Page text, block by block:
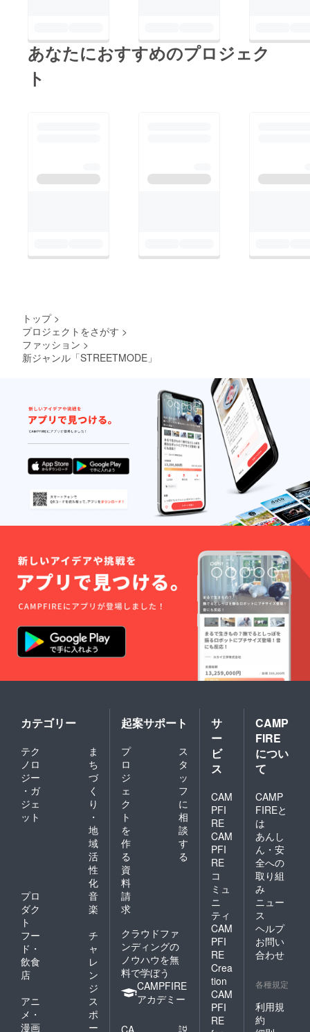
あなたにおすすめのプロジェク
ト
トップ >
プロジェクトをさがす >
ファッション >
新ジャンル「STREETMODE」
カテゴリー
テク
ノロ
ジー
・ガ
ジェ
ット
ま
ち
づ
く
り
・
地
域
活
性
化
プロ
ダク
ト
音
楽
フー
ド・
飲食
店
チ
ャ
レ
ン
ジ
アニ
メ・
漫画
ス
ポ
ー
起案サポート
プ
ロ
ジ
ェ
ク
ト
を
作
る
ス
タ
ッ
フ
に
相
談
す
る
資
料
請
求
クラウドファ
ンディングの
ノウハウを無
料で学ぼう
CAMPFIRE
アカデミー
サ
ー
ビ
ス
CAM
PFI
RE
CAM
PFI
RE
コ
ミュ
ニ
ティ
CAM
PFI
RE
Crea
tion
CAM
PFI
RE
CAMP
FIRE
につい
て
CAMP
FIREと
は
あんし
ん・安
全への
取り組
み
ニュー
ス
ヘルプ
お問い
合わせ
各種規定
利用規
約